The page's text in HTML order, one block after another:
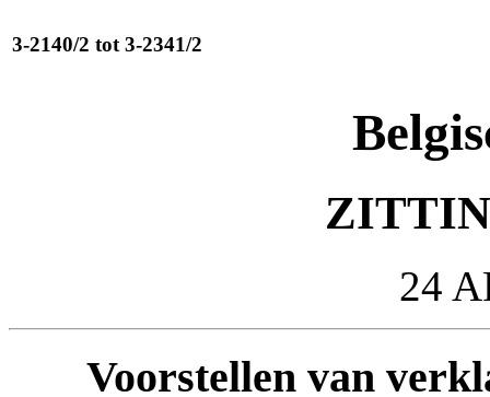
3-2140/2 tot 3-2341/2
24
Voorstellen van